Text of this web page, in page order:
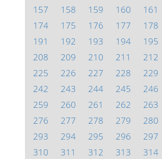
157
158 159 160 161
174
175 176 177 178
191
192 193 194 195
208
209 210 211 212
225
226 227 228 229
242
243 244 245 246
259
260 261 262 263
276
277 278 279 280
293
294 295 296 297
310
311 312 313 314